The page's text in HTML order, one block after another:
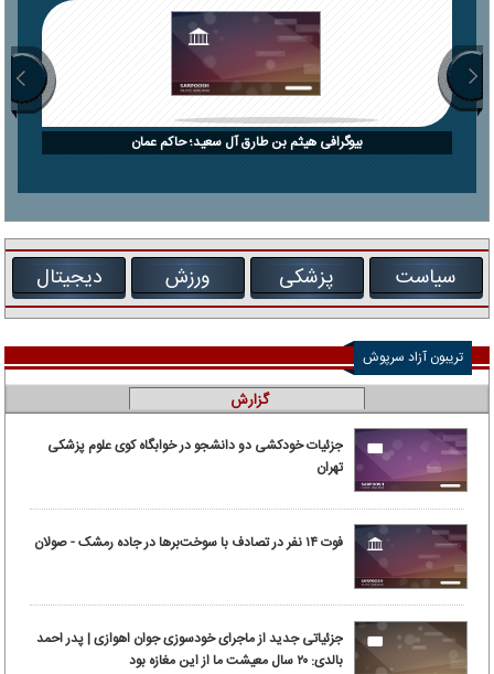
بیوگرافی هیثم بن طارق آل سعید؛ حاکم عمان
سیاست پزشکی ورزش دیجیتال
تریبون آزاد سرپوش
گزارش
جزئیات خودکشی دو دانشجو در خوابگاه کوی علوم پزشکی
تهران
فوت ۱۴ نفر در تصادف با سوخت‌برها در جاده رمشک - صولان
جزئیاتی جدید از ماجرای خودسوزی جوان اهوازی | پدر احمد
بالدی: ۲۰ سال معیشت ما از این مغازه بود